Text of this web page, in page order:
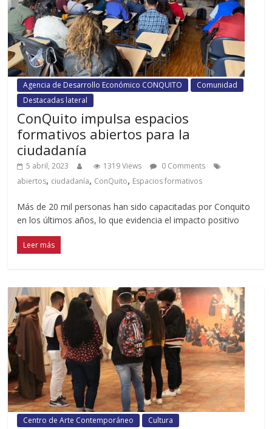
Agencia de Desarrollo Económico CONQUITO
Comunidad
Destacadas lateral
ConQuito impulsa espacios
formativos abiertos para la
ciudadanía
5 abril, 2023 1319 Views
0 Comments
abiertos, ciudadanía, ConQuito, Espacios formativos
Más de 20 mil personas han sido capacitadas por Conquito
en los últimos años, lo que evidencia el impacto positivo
Leer más
Centro de Arte Contemporáneo
Cultura